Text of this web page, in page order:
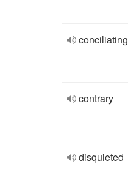
conciliating
contrary
disquieted